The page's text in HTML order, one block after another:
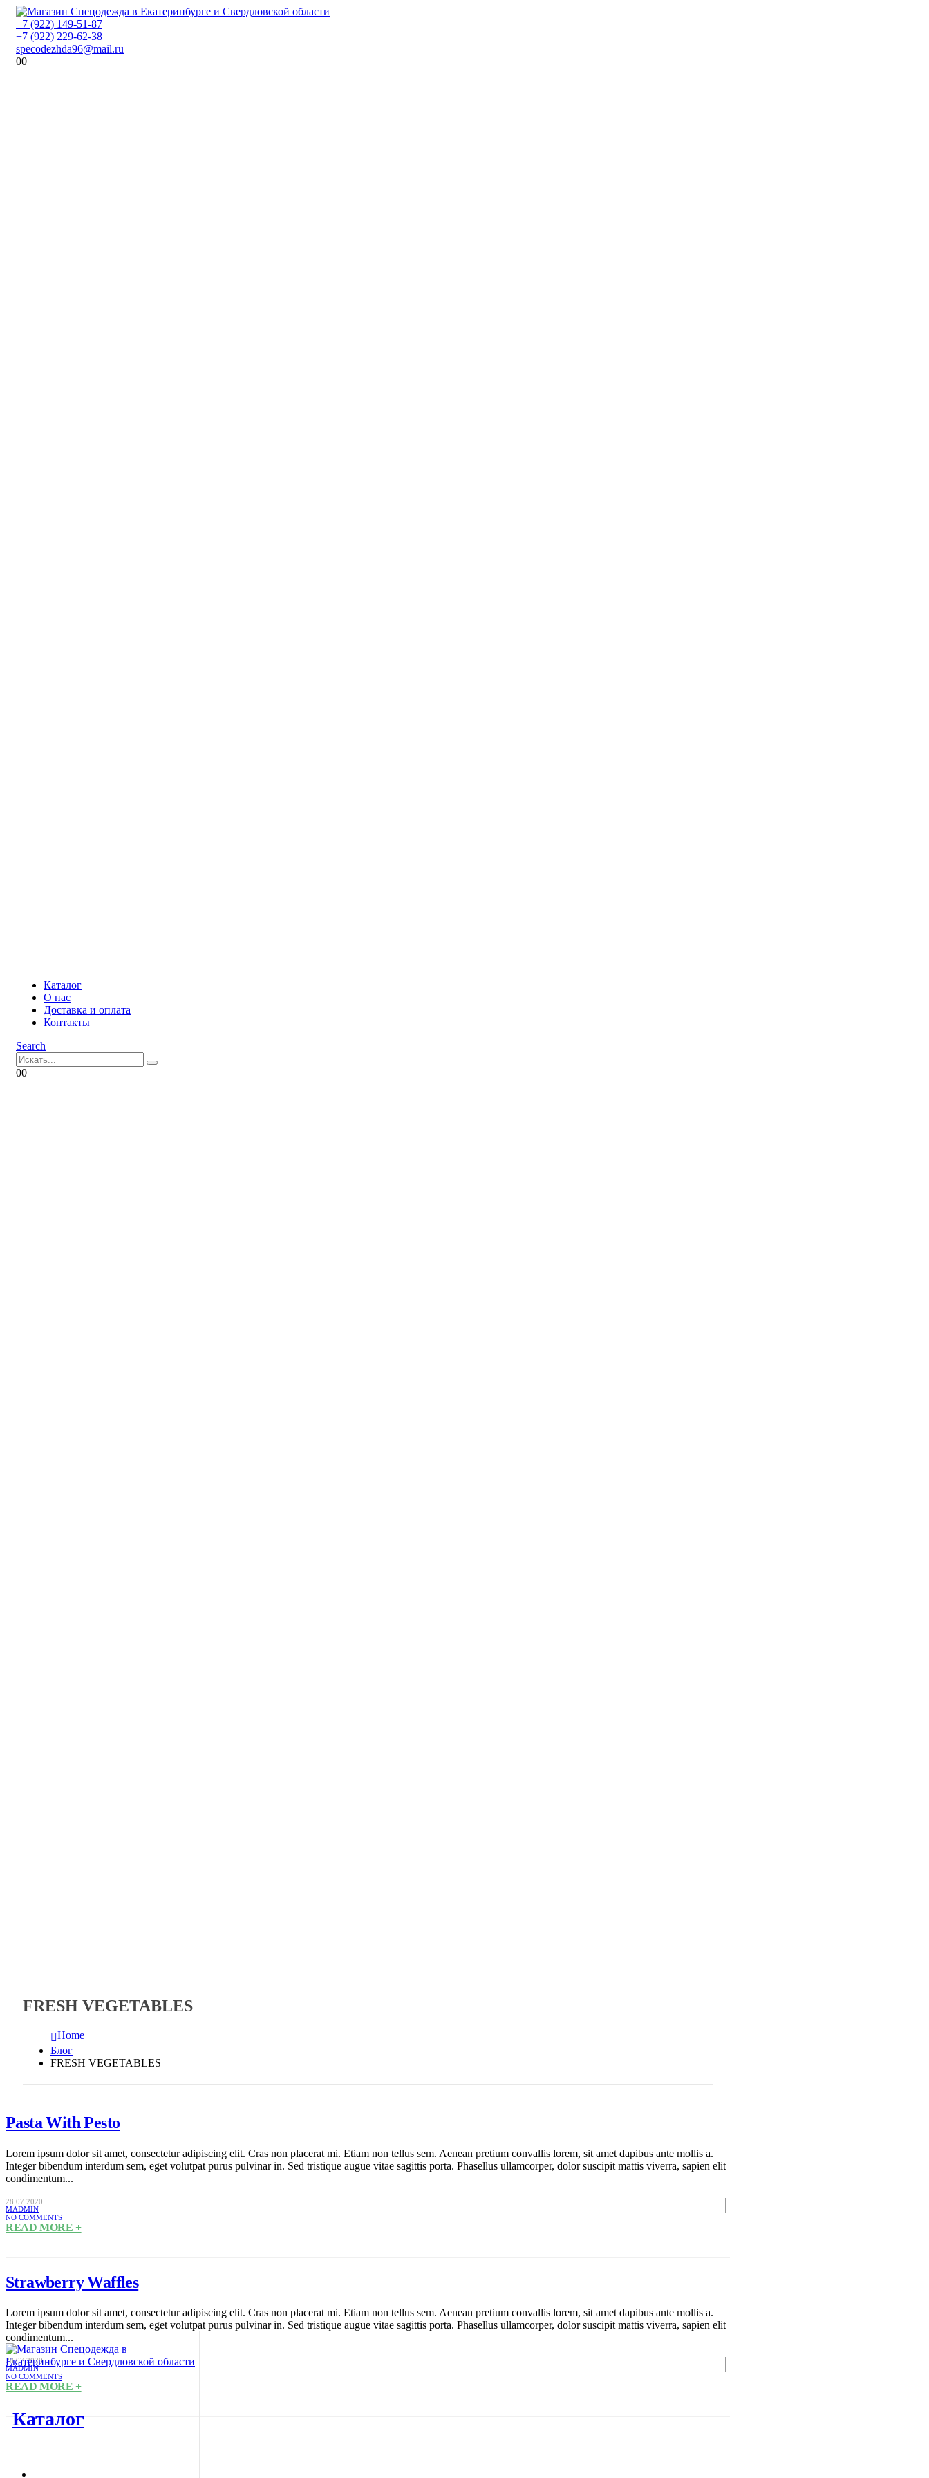
+7 (922) 149-51-87
+7 (922) 229-62-38
specodezhda96@mail.ru
00
Каталог
О нас
Доставка и оплата
Контакты
Search
00
FRESH VEGETABLES
Home
Блог
FRESH VEGETABLES
Pasta With Pesto
Lorem ipsum dolor sit amet, consectetur adipiscing elit. Cras non placerat mi. Etiam non tellus sem. Aenean pretium convallis lorem, sit amet dapibus ante mollis a.
Integer bibendum interdum sem, eget volutpat purus pulvinar in. Sed tristique augue vitae sagittis porta. Phasellus ullamcorper, dolor suscipit mattis viverra, sapien elit
condimentum...
28.07.2020
MADMIN
NO COMMENTS
READ MORE +
Strawberry Waffles
Lorem ipsum dolor sit amet, consectetur adipiscing elit. Cras non placerat mi. Etiam non tellus sem. Aenean pretium convallis lorem, sit amet dapibus ante mollis a.
Integer bibendum interdum sem, eget volutpat purus pulvinar in. Sed tristique augue vitae sagittis porta. Phasellus ullamcorper, dolor suscipit mattis viverra, sapien elit
condimentum...
28.07.2020
MADMIN
NO COMMENTS
READ MORE +
Каталог